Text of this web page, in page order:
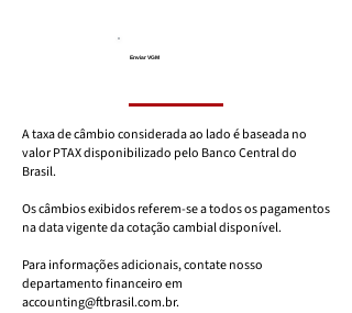
Enviar VGM
A taxa de câmbio considerada ao lado é baseada no
valor PTAX disponibilizado pelo Banco Central do
Brasil.
Os câmbios exibidos referem-se a todos os pagamentos
na data vigente da cotação cambial disponível.
Para informações adicionais, contate nosso
departamento financeiro em
accounting@ftbrasil.com.br.